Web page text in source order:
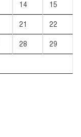
14 15
21 22
28 29